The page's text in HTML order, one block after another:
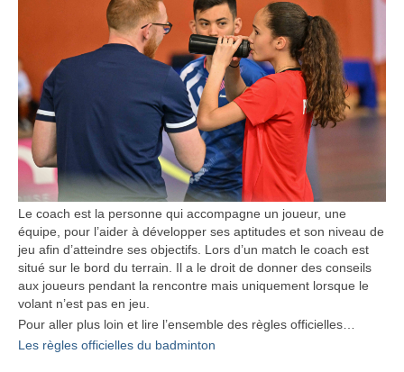
Le coach est la personne qui accompagne un joueur, une
équipe, pour l’aider à développer ses aptitudes et son niveau de
jeu afin d’atteindre ses objectifs. Lors d’un match le coach est
situé sur le bord du terrain. Il a le droit de donner des conseils
aux joueurs pendant la rencontre mais uniquement lorsque le
volant n’est pas en jeu.
Pour aller plus loin et lire l’ensemble des règles officielles…
Les règles officielles du badminton